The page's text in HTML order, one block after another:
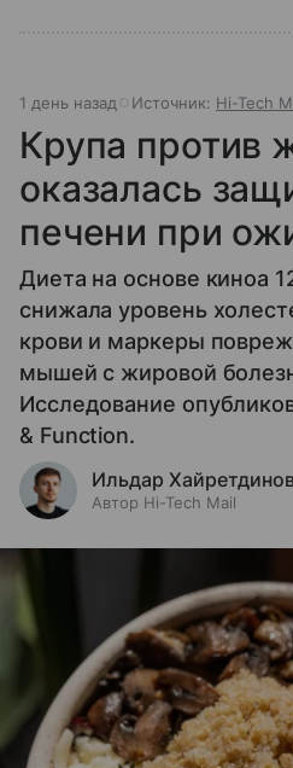
1 день назад Источник: Hi-Tech
Крупа против
оказалась
печени при
Диета на основе киноа
снижала уровень
крови и маркеры
мышей с жировой
Исследование
& Function.
Ильдар
Автор Hi-Tech Mail